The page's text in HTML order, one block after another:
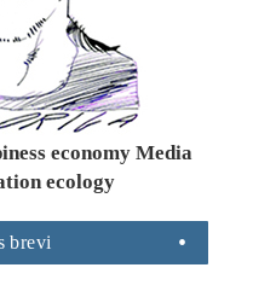
economy Media
ecology
brevi